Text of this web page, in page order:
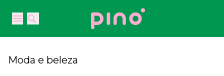
Open main menu
Open main menu
Your Company
Moda e beleza